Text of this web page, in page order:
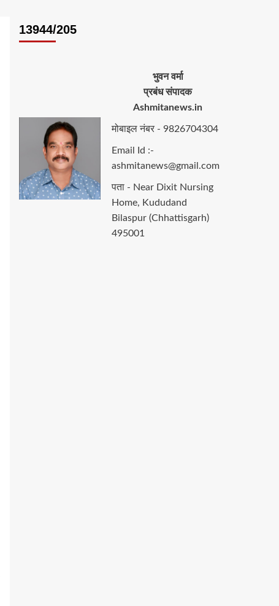
13944/205
भुवन वर्मा
प्रबंध संपादक
Ashmitanews.in
मोबाइल नंबर - 9826704304
Email Id :-
ashmitanews@gmail.com
पता - Near Dixit Nursing
Home, Kududand
Bilaspur (Chhattisgarh)
495001